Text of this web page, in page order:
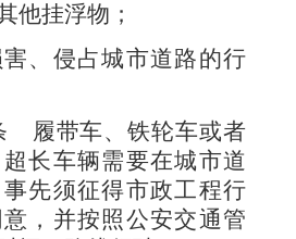
他挂浮物；
、侵占城市道路的行
履带车、铁轮车或者
长车辆需要在城市道
先须征得市政工程行
，并按照公安交通管